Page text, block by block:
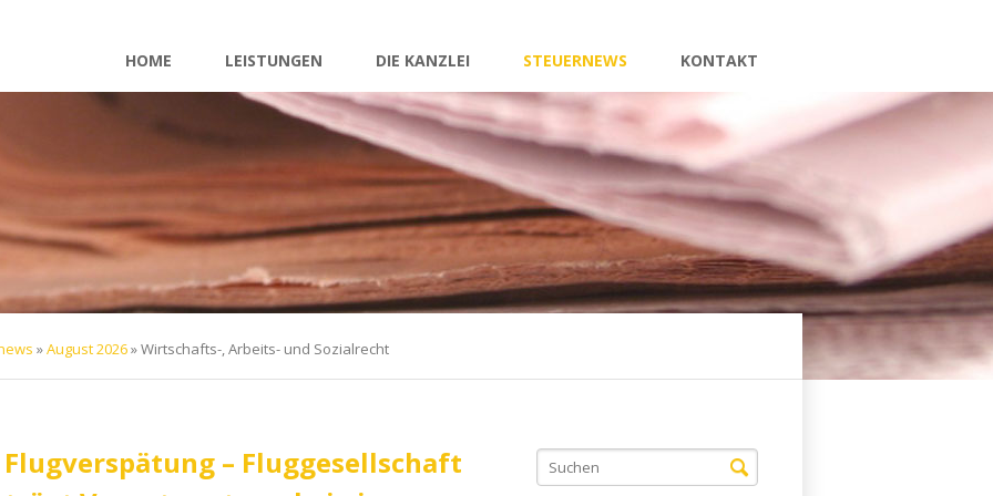
HOME
LEISTUNGEN DIE KANZLEI STEUERNEWS
KONTAKT
»August 2026»Wirtschafts-, Arbeits- und Sozialrecht
Flugverspätung – Fluggesellschaft